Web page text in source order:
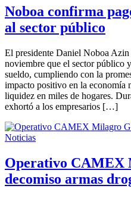
Noboa confirma
al sector público
El presidente Daniel Noboa
noviembre que el sector público
sueldo, cumpliendo con la
impacto positivo en la economía
liquidez en miles de hogares.
exhortó a los empresarios […]
Noticias
Operativo CAMEX
decomiso armas